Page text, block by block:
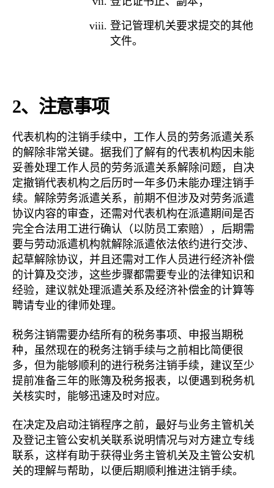
登记管理机关要求提交的其他
文件。
2、注意事项
代表机构的注销手续中，工作人员的劳务派遣关系
的解除非常关键。据我们了解有的代表机构因未能
妥善处理工作人员的劳务派遣关系解除问题，自决
定撤销代表机构之后历时一年多仍未能办理注销手
续。解除劳务派遣关系，前期不但涉及对劳务派遣
协议内容的审查，还需对代表机构在派遣期间是否
完全合法用工进行确认（以防员工索赔），后期需
要与劳动派遣机构就解除派遣依法依约进行交涉、
起草解除协议，并且还需对工作人员进行经济补偿
的计算及交涉，这些步骤都需要专业的法律知识和
经验，建议就处理派遣关系及经济补偿金的计算等
聘请专业的律师处理。
税务注销需要办结所有的税务事项、申报当期税
种，虽然现在的税务注销手续与之前相比简便很
多，但为能够顺利的进行税务注销手续，建议至少
提前准备三年的账簿及税务报表，以便遇到税务机
关核实时，能够迅速及时对应。
在决定及启动注销程序之前，最好与业务主管机关
及登记主管公安机关联系说明情况与对方建立专线
联系，这样有助于获得业务主管机关及主管公安机
关的理解与帮助，以便后期顺利推进注销手续。